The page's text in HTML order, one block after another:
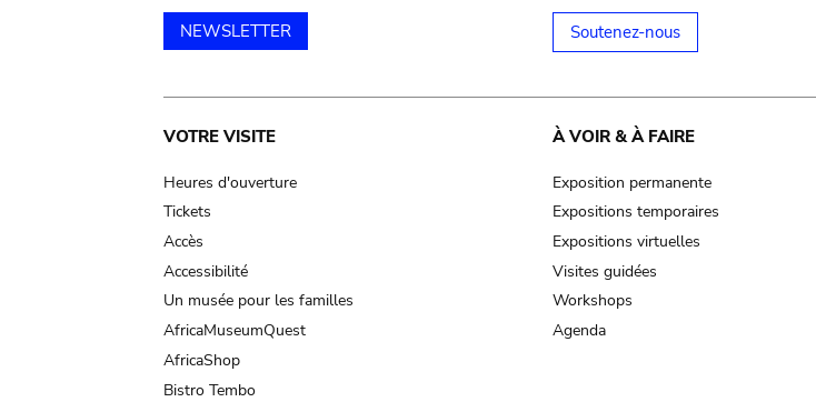
NEWSLETTER Soutenez-nous
Main
navigation
VOTRE VISITE
Heures d'ouverture
Tickets
Accès
Accessibilité
Un musée pour les familles
AfricaMuseumQuest
AfricaShop
Bistro Tembo
À VOIR & À FAIRE
Exposition permanente
Expositions temporaires
Expositions virtuelles
Visites guidées
Workshops
Agenda